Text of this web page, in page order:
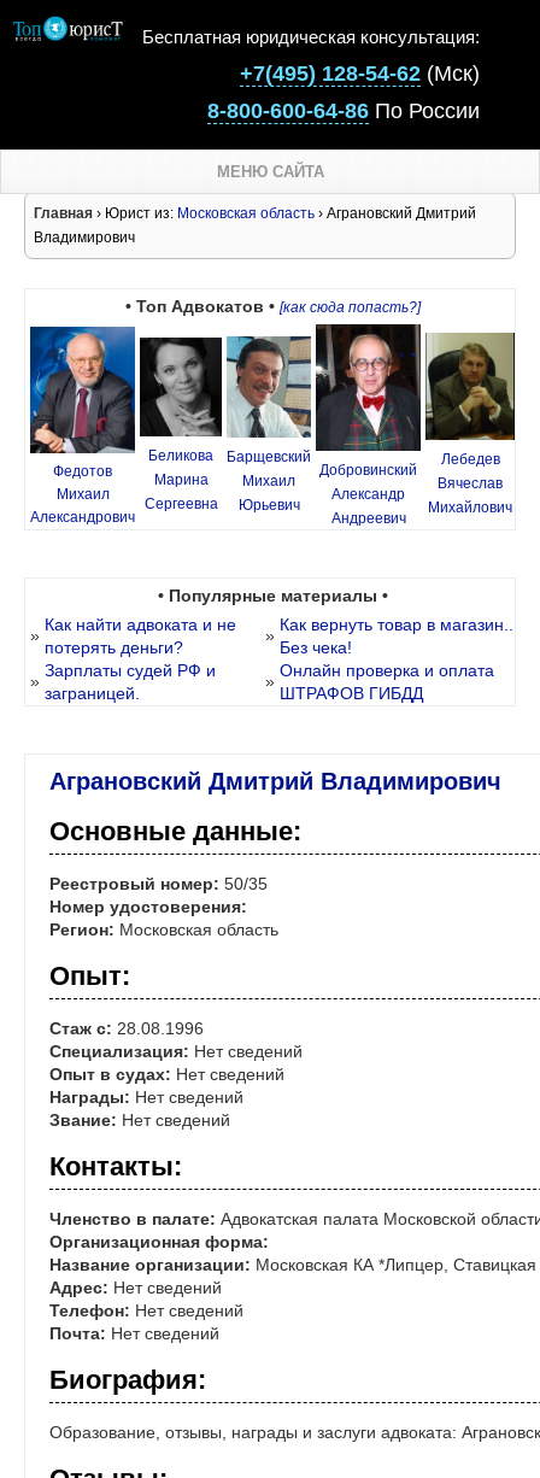
Бесплатная юридическая консультация:
+7(495) 128-54-62 (Мск)
8-800-600-64-86 По России
МЕНЮ САЙТА
Главная › Юрист из: Московская область › Аграновский Дмитрий
Владимирович
• Топ Адвокатов • [как сюда попасть?]
Федотов
Михаил
Александрович
Беликова
Марина
Сергеевна
Барщевский
Михаил
Юрьевич
Добровинский
Александр
Андреевич
Лебедев
Вячеслав
Михайлович
• Популярные материалы •
»
Как найти адвоката и не
потерять деньги?
»
Как вернуть товар в магазин..
Без чека!
»
Зарплаты судей РФ и
заграницей.
»
Онлайн проверка и оплата
ШТРАФОВ ГИБДД
Аграновский Дмитрий Владимирович
Основные данные:
Реестровый номер: 50/35
Номер удостоверения:
Регион: Московская область
Опыт:
Стаж с: 28.08.1996
Специализация: Нет сведений
Опыт в судах: Нет сведений
Награды: Нет сведений
Звание: Нет сведений
Контакты:
Членство в палате: Адвокатская палата Московской
Организационная форма:
Название организации: Московская КА *Липцер,
Адрес: Нет сведений
Телефон: Нет сведений
Почта: Нет сведений
Биография:
Образование, отзывы, награды и заслуги адвоката: